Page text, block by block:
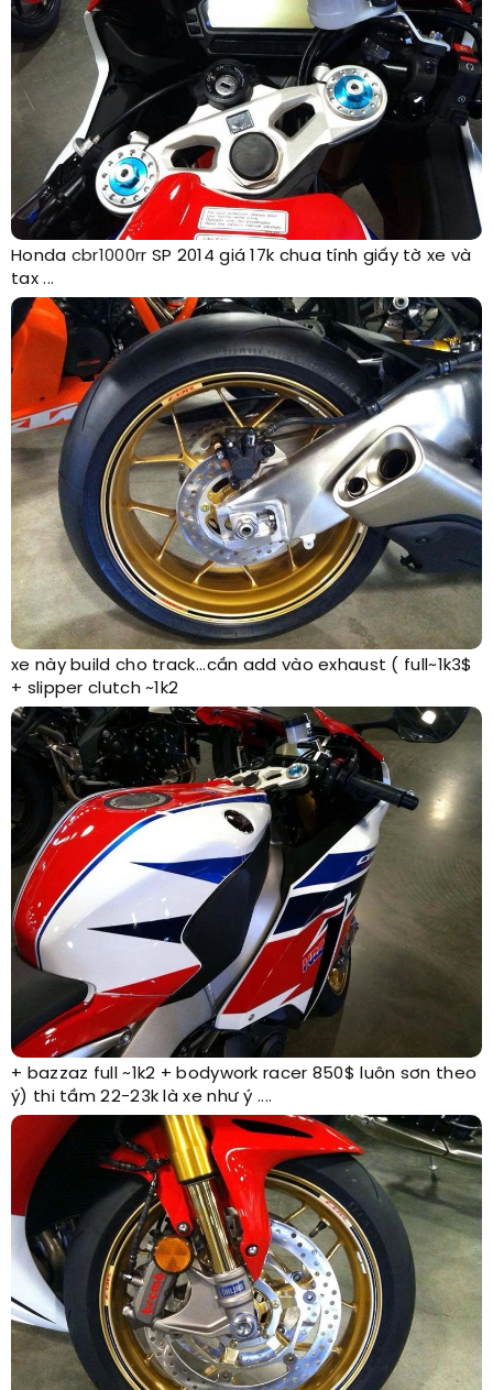
Honda cbr1000rr SP 2014 giá 17k chua tính giấy tờ xe và
tax ...
xe này build cho track...cần add vào exhaust ( full~1k3$
+ slipper clutch ~1k2
+ bazzaz full ~1k2 + bodywork racer 850$ luôn sơn theo
ý) thi tầm 22-23k là xe như ý ....